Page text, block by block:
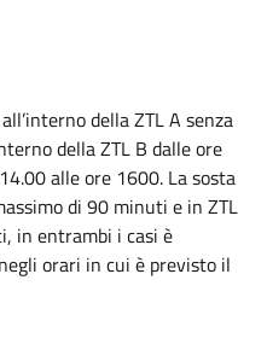
della ZTL A senza
della ZTL B dalle ore
alle ore 1600. La sosta
di 90 minuti e in ZTL
in entrambi i casi è
orari in cui è previsto il